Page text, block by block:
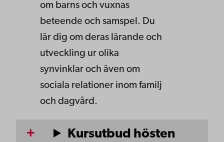
om barns och vuxnas
beteende och samspel. Du
lär dig om deras lärande och
utveckling ur olika
synvinklar och även om
sociala relationer inom familj
och dagvård.
Kursutbud hösten